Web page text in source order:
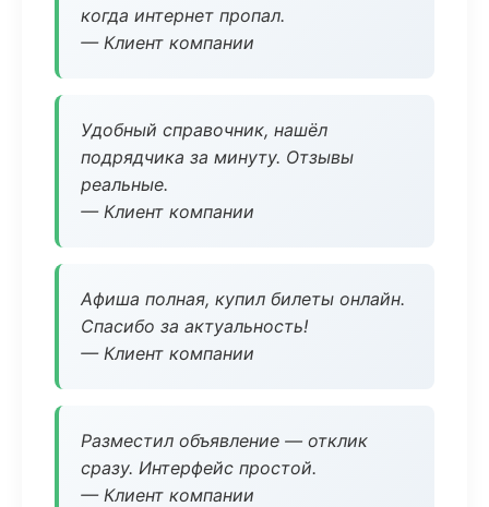
когда интернет пропал.
— Клиент компании
Удобный справочник, нашёл
подрядчика за минуту. Отзывы
реальные.
— Клиент компании
Афиша полная, купил билеты онлайн.
Спасибо за актуальность!
— Клиент компании
Разместил объявление — отклик
сразу. Интерфейс простой.
— Клиент компании